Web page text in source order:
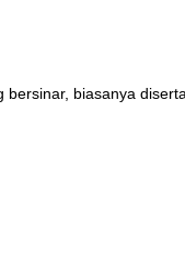
biasanya